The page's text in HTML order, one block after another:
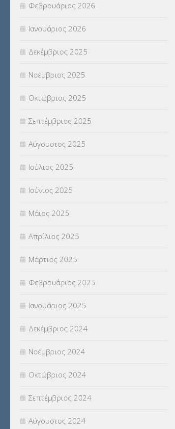
(18)
ΣΥΝΤΑΞΕΙΣ(12)
ΣΧΟΛΙΚΟΙ ΣΥΜΒΟΥΛΟΙ
ΥΠΕΡΑΡΙΘΜΟΙ(1)
ΥΠΟΤΡΟΦΙΕΣ(28)
ΦΥΣΙΚΗ ΑΓΩΓΗ(692)
Χωρίς κατηγορία
Φεβρουάριος 2026
Ιανουάριος 2026
Δεκέμβριος 2025
Νοέμβριος 2025
Οκτώβριος 2025
Σεπτέμβριος 2025
Αύγουστος 2025
Ιούλιος 2025
Ιούνιος 2025
Μάιος 2025
Απρίλιος 2025
Μάρτιος 2025
Φεβρουάριος 2025
Ιανουάριος 2025
Δεκέμβριος 2024
Νοέμβριος 2024
Οκτώβριος 2024
Σεπτέμβριος 2024
Αύγουστος 2024